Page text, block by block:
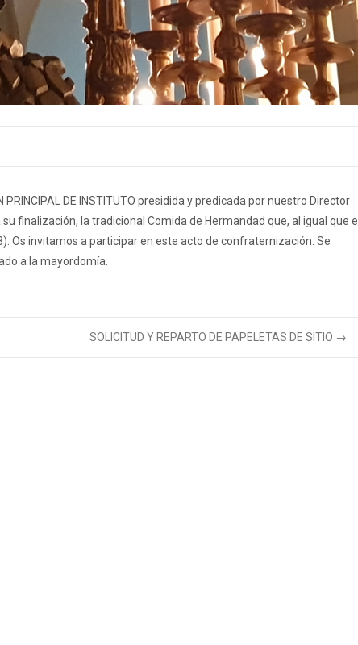
DE INSTITUTO presidida y predicada por nuestro Director
finalización, la tradicional Comida de Hermandad que, al igual que el
Os invitamos a participar en este acto de confraternización. Se
a la mayordomía.
SOLICITUD Y REPARTO DE PAPELETAS DE SITIO →